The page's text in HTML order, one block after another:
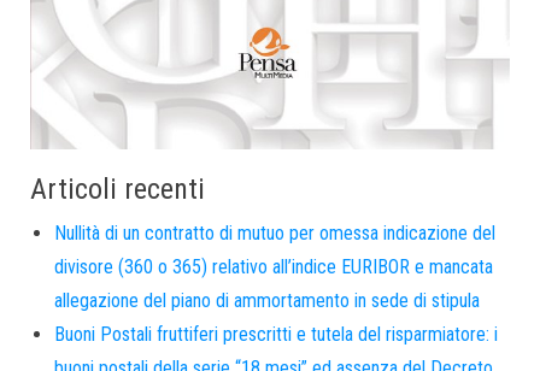
Articoli recenti
Nullità di un contratto di mutuo per omessa indicazione del
divisore (360 o 365) relativo all’indice EURIBOR e mancata
allegazione del piano di ammortamento in sede di stipula
Buoni Postali fruttiferi prescritti e tutela del risparmiatore: i